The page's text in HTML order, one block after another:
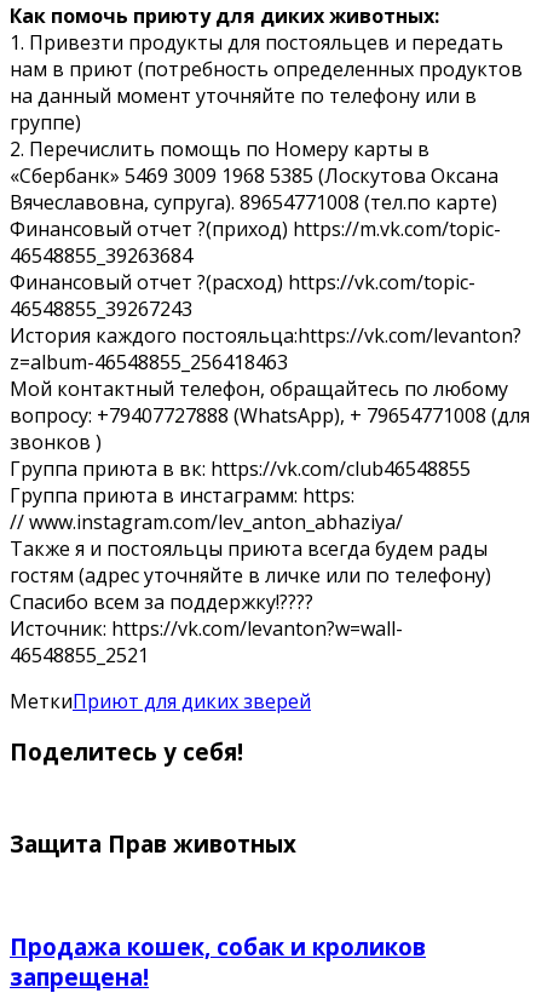
Как помочь приюту для диких животных:
1. Привезти продукты для постояльцев и передать
нам в приют (потребность определенных продуктов
на данный момент уточняйте по телефону или в
группе)
2. Перечислить помощь по Номеру карты в
«Сбербанк» 5469 3009 1968 5385 (Лоскутова Оксана
Вячеславовна, супруга). 89654771008 (тел.по карте)
Финансовый отчет ?(приход) https://m.vk.com/topic-
46548855_39263684
Финансовый отчет ?(расход) https://vk.com/topic-
46548855_39267243
История каждого постояльца:https://vk.com/levanton?
z=album-46548855_256418463
Мой контактный телефон, обращайтесь по любому
вопросу: +79407727888 (WhatsApp), + 79654771008 (для
звонков )
Группа приюта в вк: https://vk.com/club46548855
Группа приюта в инстаграмм: https:
// www.instagram.com/lev_anton_abhaziya/
Также я и постояльцы приюта всегда будем рады
гостям (адрес уточняйте в личке или по телефону)
Спасибо всем за поддержку!????
Источник: https://vk.com/levanton?w=wall-
46548855_2521
МеткиПриют для диких зверей
Поделитесь у себя!
Защита Прав животных
Продажа кошек, собак и кроликов
запрещена!